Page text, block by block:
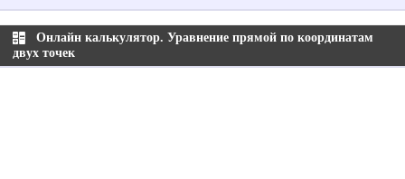
Онлайн калькулятор. Уравнение прямой по координатам
двух точек